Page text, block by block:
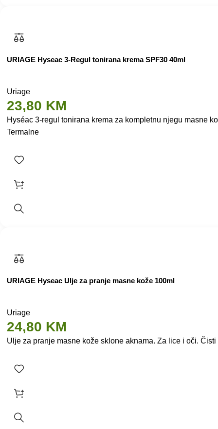
URIAGE Hyseac 3-Regul tonirana krema SPF30 40ml
Uriage
23,80 KM
Hyséac 3-regul tonirana krema za kompletnu njegu masne
Termalne
URIAGE Hyseac Ulje za pranje masne kože 100ml
Uriage
24,80 KM
Ulje za pranje masne kože sklone aknama. Za lice i oči.